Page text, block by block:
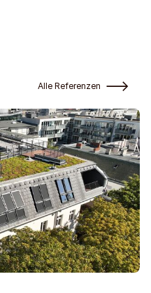
Alle Referenzen